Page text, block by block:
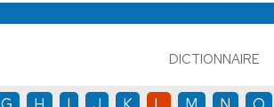
DICTIONNAIRE